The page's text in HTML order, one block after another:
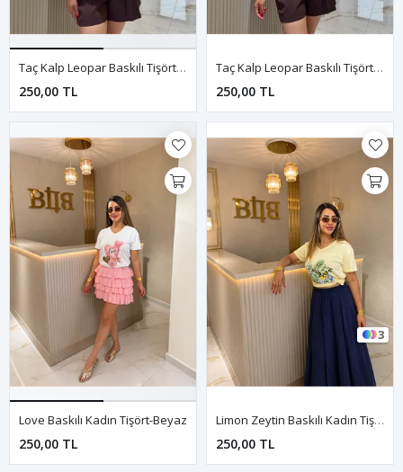
Taç Kalp Leopar Baskılı Tişört-Beyaz
250,00 TL
Taç Kalp Leopar Baskılı Tişört-Pembe
250,00 TL
Love Baskılı Kadın Tişört-Beyaz
250,00 TL
3
Limon Zeytin Baskılı Kadın Tişört-Beyaz
250,00 TL